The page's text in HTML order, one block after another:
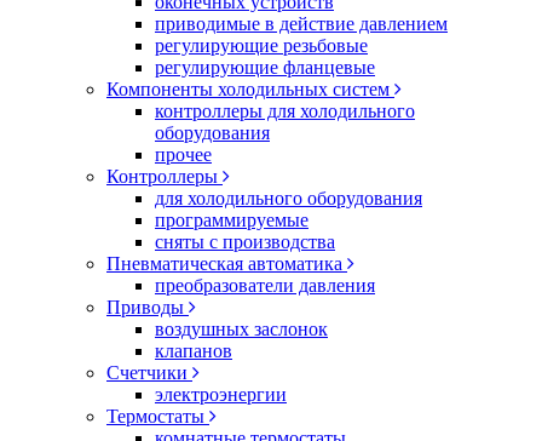
приводимые в действие давлением
регулирующие резьбовые
регулирующие фланцевые
Компоненты холодильных систем
контроллеры для холодильного
оборудования
прочее
Контроллеры
для холодильного оборудования
программируемые
сняты с производства
Пневматическая автоматика
преобразователи давления
Приводы
воздушных заслонок
клапанов
Счетчики
электроэнергии
Термостаты